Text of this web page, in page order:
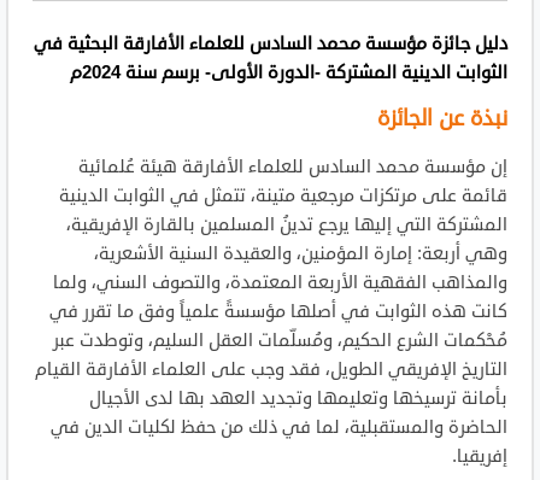
دليل جائزة مؤسسة محمد السادس للعلماء الأفارقة البحثية في
الثوابت الدينية المشتركة -الدورة الأولى- برسم سنة 2024م
نبذة عن الجائزة
إن مؤسسة محمد السادس للعلماء الأفارقة هيئة عُلمائية
قائمة على مرتكزات مرجعية متينة، تتمثل في الثوابت الدينية
المشتركة التي إليها يرجع تدينُ المسلمين بالقارة الإفريقية،
وهي أربعة: إمارة المؤمنين، والعقيدة السنية الأشعرية،
والمذاهب الفقهية الأربعة المعتمدة، والتصوف السني، ولما
كانت هذه الثوابت في أصلها مؤسسةً علمياً وفق ما تقرر في
مُحْكمات الشرع الحكيم، ومُسلّمات العقل السليم، وتوطدت عبر
التاريخ الإفريقي الطويل، فقد وجب على العلماء الأفارقة القيام
بأمانة ترسيخها وتعليمها وتجديد العهد بها لدى الأجيال
الحاضرة والمستقبلية، لما في ذلك من حفظ لكليات الدين في
إفريقيا.